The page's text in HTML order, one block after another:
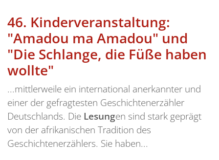
46. Kinderveranstaltung:
"Amadou ma Amadou" und
"Die Schlange, die Füße haben
wollte"
...mittlerweile ein international anerkannter und
einer der gefragtesten Geschichtenerzähler
Deutschlands. Die Lesungen sind stark geprägt
von der afrikanischen Tradition des
Geschichtenerzählers. Sie haben...